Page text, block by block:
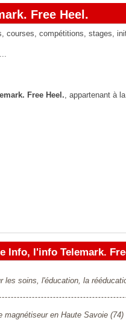
Free Heel.
courses, compétitions, stages,
Free Heel., appartenant à la
Info, l'info Telemark.
les soins, l'éducation, la
en Haute Savoie